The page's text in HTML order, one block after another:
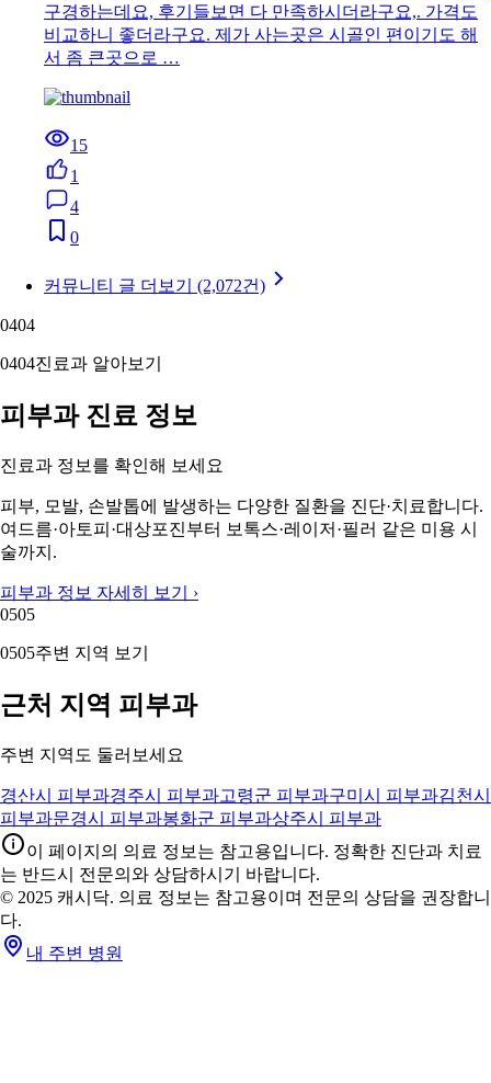
구경하는데요, 후기들보면 다 만족하시더라구요,. 가격도
비교하니 좋더라구요. 제가 사는곳은 시골인 편이기도 해
서 좀 큰곳으로 …
15
1
4
0
커뮤니티 글 더보기 (2,072건)
0404
0404진료과 알아보기
피부과 진료 정보
진료과 정보를 확인해 보세요
피부, 모발, 손발톱에 발생하는 다양한 질환을 진단·치료합니다.
여드름·아토피·대상포진부터 보톡스·레이저·필러 같은 미용 시
술까지.
피부과 정보 자세히 보기 ›
0505
0505주변 지역 보기
근처 지역 피부과
주변 지역도 둘러보세요
경산시 피부과경주시 피부과고령군 피부과구미시 피부과김천시
피부과문경시 피부과봉화군 피부과상주시 피부과
이 페이지의 의료 정보는 참고용입니다. 정확한 진단과 치료
는 반드시 전문의와 상담하시기 바랍니다.
© 2025 캐시닥. 의료 정보는 참고용이며 전문의 상담을 권장합니
다.
내 주변 병원